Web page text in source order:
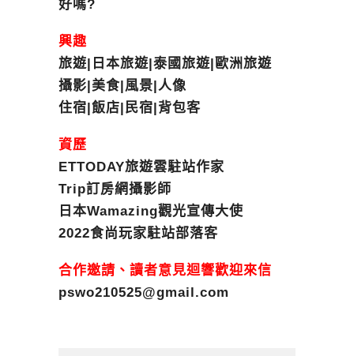
好嗎?
興趣
旅遊|日本旅遊|泰國旅遊|歐洲旅遊
攝影|美食|風景|人像
住宿|飯店|民宿|背包客
資歷
ETTODAY旅遊雲駐站作家
Trip訂房網攝影師
日本Wamazing觀光宣傳大使
2022食尚玩家駐站部落客
合作邀請、讀者意見迴響歡迎來信
pswo210525@gmail.com